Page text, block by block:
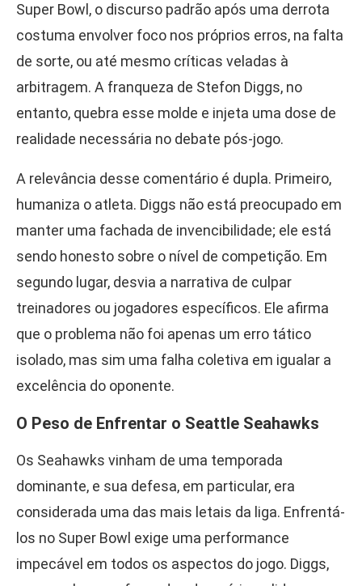
Super Bowl, o discurso padrão após uma derrota
costuma envolver foco nos próprios erros, na falta
de sorte, ou até mesmo críticas veladas à
arbitragem. A franqueza de Stefon Diggs, no
entanto, quebra esse molde e injeta uma dose de
realidade necessária no debate pós-jogo.
A relevância desse comentário é dupla. Primeiro,
humaniza o atleta. Diggs não está preocupado em
manter uma fachada de invencibilidade; ele está
sendo honesto sobre o nível de competição. Em
segundo lugar, desvia a narrativa de culpar
treinadores ou jogadores específicos. Ele afirma
que o problema não foi apenas um erro tático
isolado, mas sim uma falha coletiva em igualar a
excelência do oponente.
O Peso de Enfrentar o Seattle Seahawks
Os Seahawks vinham de uma temporada
dominante, e sua defesa, em particular, era
considerada uma das mais letais da liga. Enfrentá-
los no Super Bowl exige uma performance
impecável em todos os aspectos do jogo. Diggs,